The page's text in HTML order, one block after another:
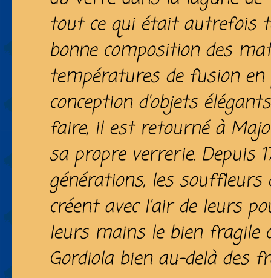
tout ce qui était autrefois
bonne composition des
températures de fusion
conception d'objets
faire, il est retourné à
sa propre verrerie. Depuis
générations, les souffleurs
créent avec l'air de leurs
leurs mains le bien fragile
Gordiola bien au-delà des